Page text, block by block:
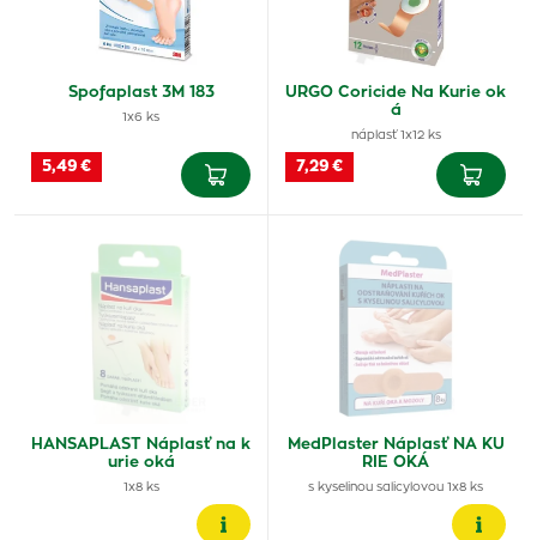
Spofaplast 3M 183
1x6 ks
5,49 €
URGO Coricide Na Kurie ok
á
náplasť 1x12 ks
7,29 €
HANSAPLAST Náplasť na k
urie oká
1x8 ks
MedPlaster Náplasť NA KU
RIE OKÁ
s kyselinou salicylovou 1x8 ks